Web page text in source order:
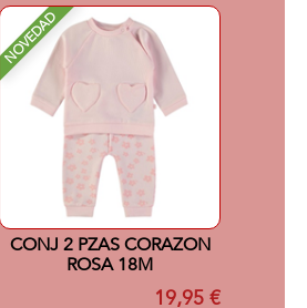
NOVEDAD
CONJ 2 PZAS CORAZON
ROSA 18M
19,95 €